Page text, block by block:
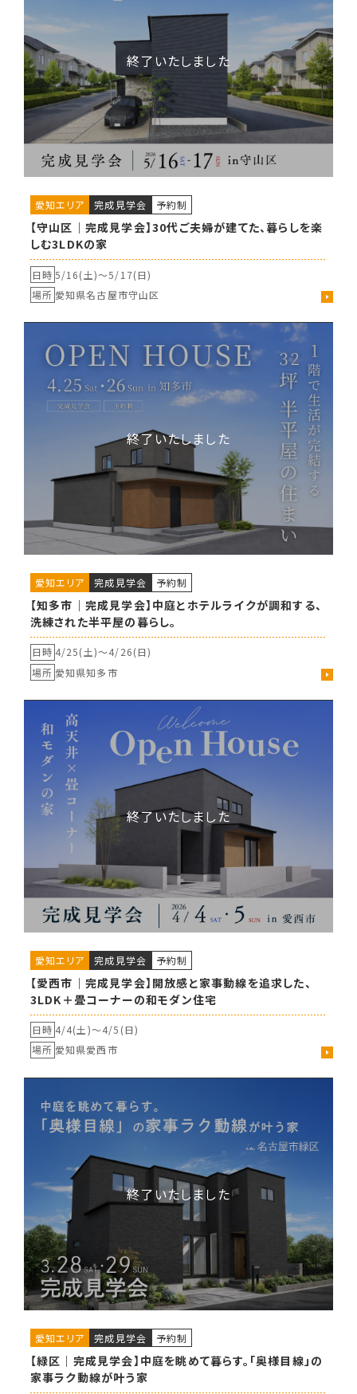
愛知エリア 完成見学会 予約制
【守山区｜完成見学会】30代ご夫婦が建てた、暮らしを楽
しむ3LDKの家
日時 5/16(土)〜5/17(日)
場所 愛知県名古屋市守山区
愛知エリア 完成見学会 予約制
【知多市｜完成見学会】中庭とホテルライクが調和する、
洗練された半平屋の暮らし。
日時 4/25(土)〜4/26(日)
場所 愛知県知多市
愛知エリア 完成見学会 予約制
【愛西市｜完成見学会】開放感と家事動線を追求した、
3LDK＋畳コーナーの和モダン住宅
日時 4/4(土)〜4/5(日)
場所 愛知県愛西市
愛知エリア 完成見学会 予約制
【緑区｜完成見学会】中庭を眺めて暮らす。「奥様目線」の
家事ラク動線が叶う家